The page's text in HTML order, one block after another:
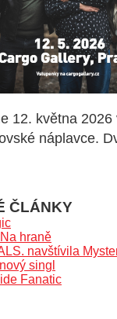
12. května
náplavce.
ČLÁNKY
hraně
navštívila
singl
Fanatic